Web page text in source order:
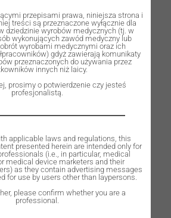
P, D 4.5 mm, L 20 mm.
przepisami prawa, niniejsza strona i
treści są przeznaczone wyłącznie dla
dziedzinie wyrobów medycznych (tj. w
wykonujących zawód medyczny lub
wyrobami medycznymi oraz ich
gdyż zawierają komunikaty
przeznaczonych do używania przez
innych niż laicy.
prosimy o potwierdzenie czy jesteś
profesjonalistą.
applicable laws and regulations, this
presented herein are intended only for
(i.e., in particular, medical
medical device marketers and their
as they contain advertising messages
for use by users other than laypersons.
please confirm whether you are a
professional.